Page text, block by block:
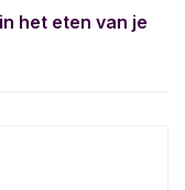
het eten van je